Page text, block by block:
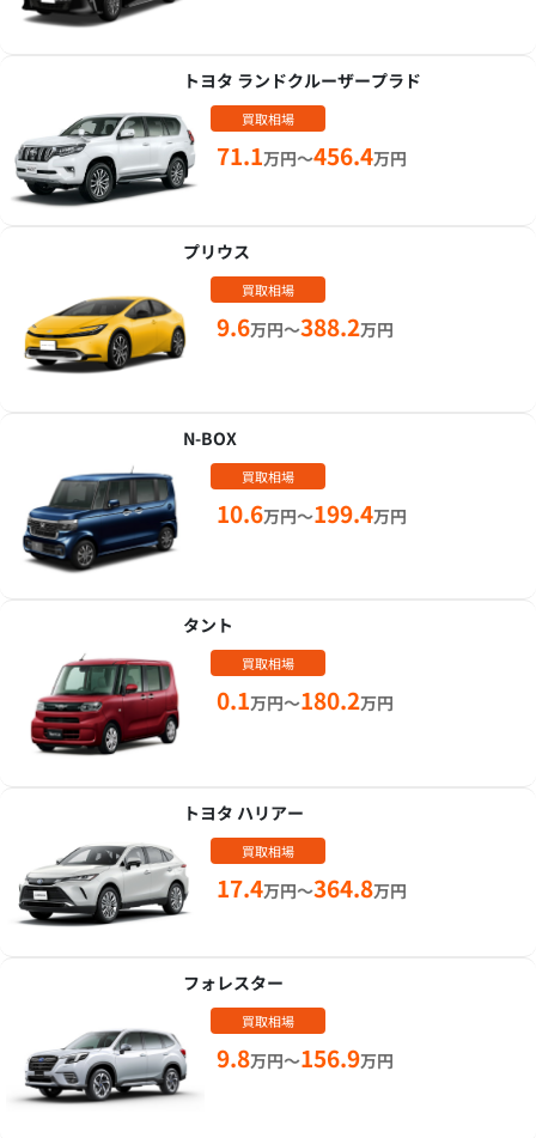
トヨタ ランドクルーザープラド
買取相場
71.1万円～456.4万円
プリウス
買取相場
9.6万円～388.2万円
N-BOX
買取相場
10.6万円～199.4万円
タント
買取相場
0.1万円～180.2万円
トヨタ ハリアー
買取相場
17.4万円～364.8万円
フォレスター
買取相場
9.8万円～156.9万円